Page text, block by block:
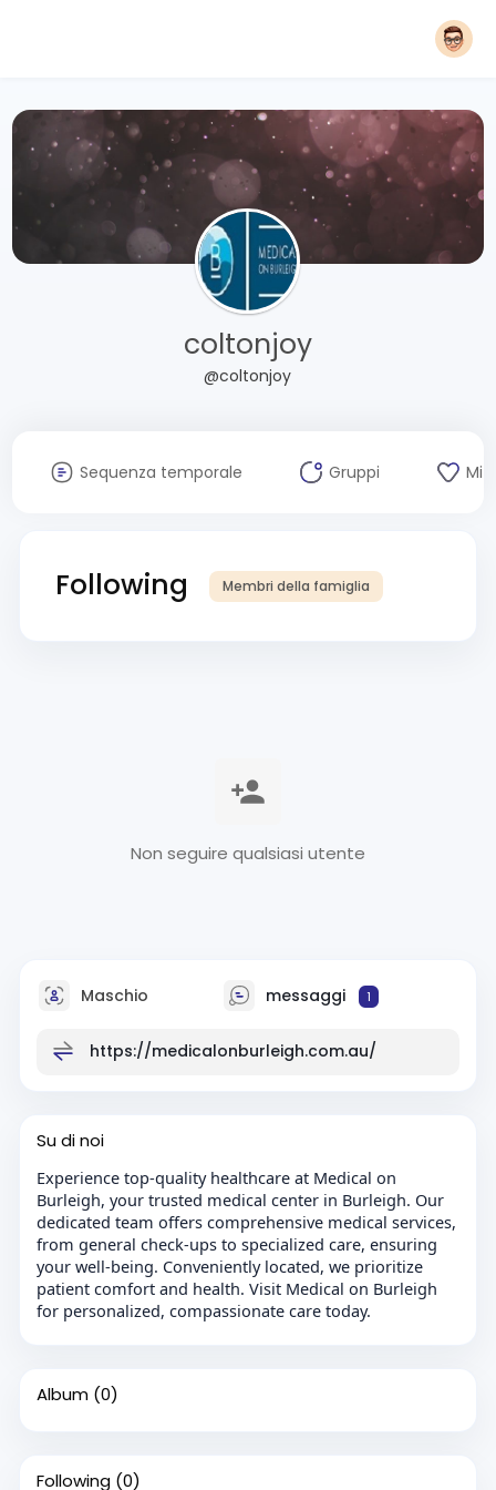
coltonjoy
@coltonjoy
Sequenza temporale Gruppi Mi
Following Membri della famiglia
Non seguire qualsiasi utente
Maschio messaggi 1
https://medicalonburleigh.com.au/
Su di noi
Experience top-quality healthcare at Medical on
Burleigh, your trusted medical center in Burleigh. Our
dedicated team offers comprehensive medical services,
from general check-ups to specialized care, ensuring
your well-being. Conveniently located, we prioritize
patient comfort and health. Visit Medical on Burleigh
for personalized, compassionate care today.
Album (0)
Following (0)